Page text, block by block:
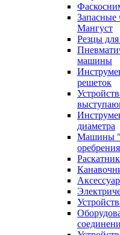
Запасные
Мангуст
Резцы
машины
решеток
диаметра
Машины